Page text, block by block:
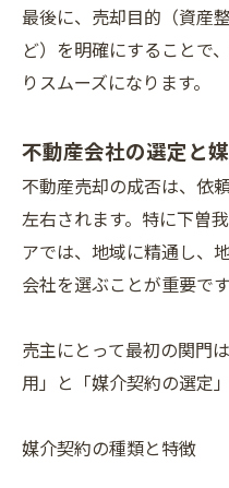
最後に、売却目的（資産
ど）を明確にすることで
りスムーズになります。
不動産会社の選定と
不動産売却の成否は、依
左右されます。特に下曽
アでは、地域に精通し、
会社を選ぶことが重要です
売主にとって最初の関門
用」と「媒介契約の選定」
媒介契約の種類と特徴
ご
ご